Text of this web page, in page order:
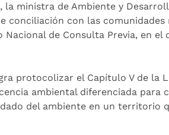
ministra de Ambiente y
conciliación con las comunidades
Nacional de Consulta Previa, en
protocolizar el Capítulo V de la
ambiental diferenciada para
del ambiente en un territorio